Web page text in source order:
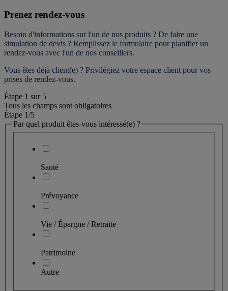
Prenez rendez-vous
Besoin d'informations sur l'un de nos produits ? De faire une
simulation de devis ? Remplissez le formulaire pour planifier un
rendez-vous avec l'un de nos conseillers.
Vous êtes déjà client(e) ? Privilégiez votre espace client pour vos
prises de rendez-vous.
Étape 1 sur 5
Tous les champs sont obligatoires
Étape 1/5
Par quel produit êtes-vous intéressé(e) ?
Santé
Prévoyance
Vie / Épargne / Retraite
Patrimoine
Autre